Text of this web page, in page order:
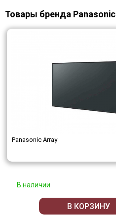
Товары бренда Panasonic
Panasonic Array
В наличии
В КОРЗИНУ